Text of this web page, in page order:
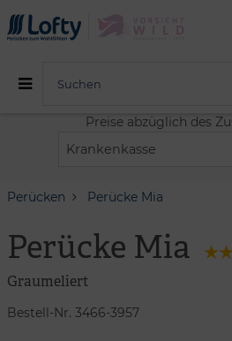
Preise abzüglich des
Perücken Perücke Mia
Perücke Mia
Graumeliert
Bestell-Nr. 3466-3957